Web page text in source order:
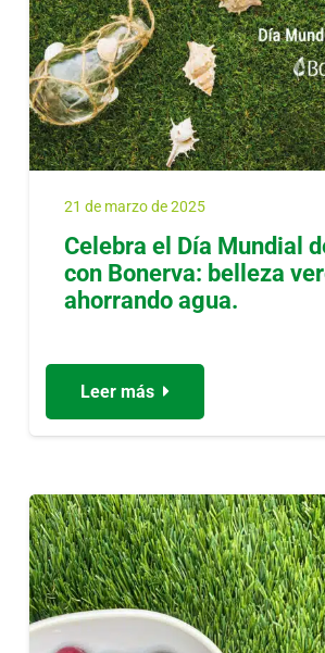
21 de marzo de 2025
Celebra el Día Mundial
con Bonerva: belleza
ahorrando agua.
Leer más